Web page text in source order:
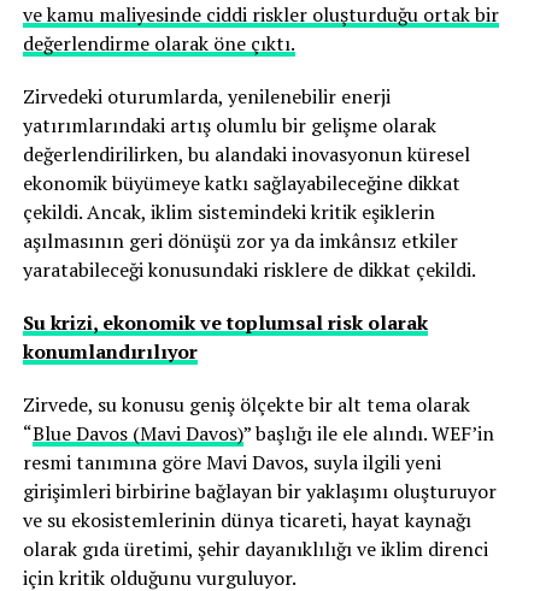
ve kamu maliyesinde ciddi riskler oluşturduğu ortak bir
değerlendirme olarak öne çıktı.
Zirvedeki oturumlarda, yenilenebilir enerji
yatırımlarındaki artış olumlu bir gelişme olarak
değerlendirilirken, bu alandaki inovasyonun küresel
ekonomik büyümeye katkı sağlayabileceğine dikkat
çekildi. Ancak, iklim sistemindeki kritik eşiklerin
aşılmasının geri dönüşü zor ya da imkânsız etkiler
yaratabileceği konusundaki risklere de dikkat çekildi.
Su krizi, ekonomik ve toplumsal risk olarak
konumlandırılıyor
Zirvede, su konusu geniş ölçekte bir alt tema olarak
“Blue Davos (Mavi Davos)” başlığı ile ele alındı. WEF’in
resmi tanımına göre Mavi Davos, suyla ilgili yeni
girişimleri birbirine bağlayan bir yaklaşımı oluşturuyor
ve su ekosistemlerinin dünya ticareti, hayat kaynağı
olarak gıda üretimi, şehir dayanıklılığı ve iklim direnci
için kritik olduğunu vurguluyor.